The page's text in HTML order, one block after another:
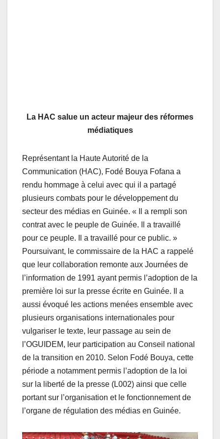
La HAC salue un acteur majeur des réformes
médiatiques
Représentant la Haute Autorité de la
Communication (HAC), Fodé Bouya Fofana a
rendu hommage à celui avec qui il a partagé
plusieurs combats pour le développement du
secteur des médias en Guinée. « Il a rempli son
contrat avec le peuple de Guinée. Il a travaillé
pour ce peuple. Il a travaillé pour ce public. »
Poursuivant, le commissaire de la HAC a rappelé
que leur collaboration remonte aux Journées de
l’information de 1991 ayant permis l’adoption de la
première loi sur la presse écrite en Guinée. Il a
aussi évoqué les actions menées ensemble avec
plusieurs organisations internationales pour
vulgariser le texte, leur passage au sein de
l’OGUIDEM, leur participation au Conseil national
de la transition en 2010. Selon Fodé Bouya, cette
période a notamment permis l’adoption de la loi
sur la liberté de la presse (L002) ainsi que celle
portant sur l’organisation et le fonctionnement de
l’organe de régulation des médias en Guinée.